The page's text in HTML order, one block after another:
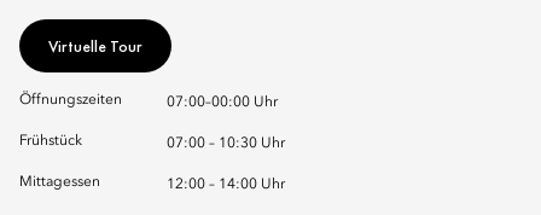
Virtuelle Tour
Öffnungszeiten 07:00–00:00 Uhr
Frühstück 07:00 – 10:30 Uhr
Mittagessen 12:00 – 14:00 Uhr